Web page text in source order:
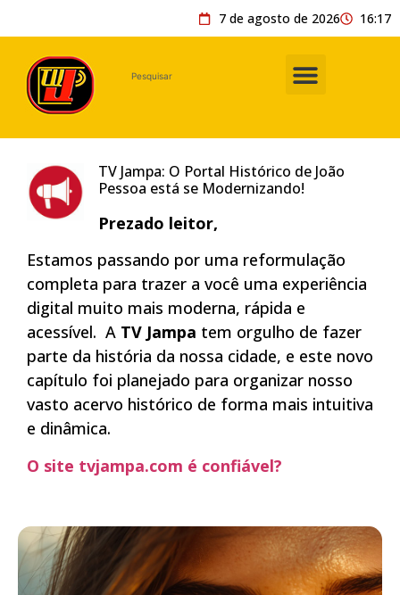
7 de agosto de 2026 16:17
TV Jampa: O Portal Histórico de João
Pessoa está se Modernizando!
Prezado leitor,
Estamos passando por uma reformulação
completa para trazer a você uma experiência
digital muito mais moderna, rápida e
acessível. A TV Jampa tem orgulho de fazer
parte da história da nossa cidade, e este novo
capítulo foi planejado para organizar nosso
vasto acervo histórico de forma mais intuitiva
e dinâmica.
O site tvjampa.com é confiável?